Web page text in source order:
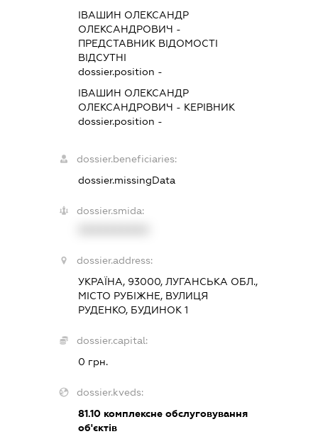
ІВАШИН ОЛЕКСАНДР
ОЛЕКСАНДРОВИЧ -
ПРЕДСТАВНИК ВІДОМОСТІ
ВІДСУТНІ
dossier.position -
ІВАШИН ОЛЕКСАНДР
ОЛЕКСАНДРОВИЧ - КЕРІВНИК
dossier.position -
dossier.beneficiaries:
dossier.missingData
dossier.smida:
dossier.address:
УКРАЇНА, 93000, ЛУГАНСЬКА ОБЛ.,
МІСТО РУБІЖНЕ, ВУЛИЦЯ
РУДЕНКО, БУДИНОК 1
dossier.capital:
0 грн.
dossier.kveds:
81.10комплексне обслуговування
об'єктів